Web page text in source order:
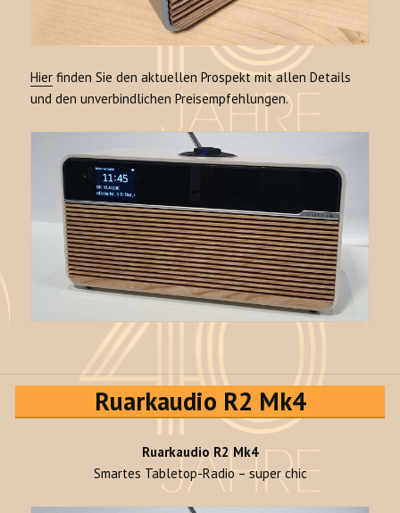
Hier finden Sie den aktuellen Prospekt mit allen Details
und den unverbindlichen Preisempfehlungen.
Ruarkaudio R2 Mk4
Ruarkaudio R2 Mk4
Smartes Tabletop-Radio – super chic